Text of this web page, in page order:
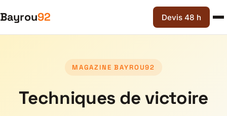
Bayrou92 Devis 48 h
MAGAZINE BAYROU92
Techniques de victoire